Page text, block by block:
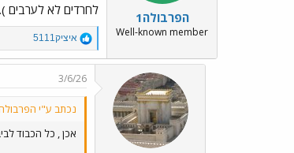
הפרבולה1
Well-known member
לחרדים לא לערבים ).
R
e
a
c
o
s
איציק5111
3/6/26
נכתב ע"י
אכן , כל הכבוד